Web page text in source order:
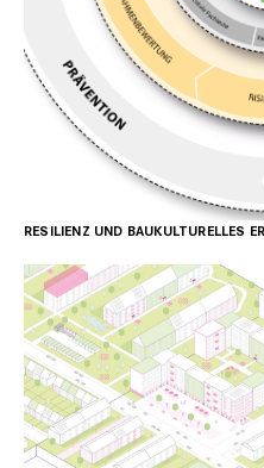
RESILIENZ UND BAUKULTURELLES